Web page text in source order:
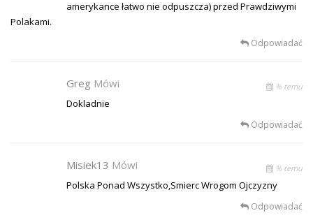
amerykance łatwo nie odpuszcza) przed Prawdziwymi
Polakami.
Odpowiadać
Greg Mówi % temu
Dokladnie
Odpowiadać
Misiek13 Mówi % temu
Polska Ponad Wszystko,Smierc Wrogom Ojczyzny
Odpowiadać